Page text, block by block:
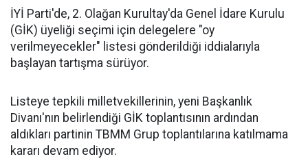
İYİ Parti'de, 2. Olağan Kurultay'da Genel İdare Kurulu
(GİK) üyeliği seçimi için delegelere "oy
verilmeyecekler" listesi gönderildiği iddialarıyla
başlayan tartışma sürüyor.
Listeye tepkili milletvekillerinin, yeni Başkanlık
Divanı'nın belirlendiği GİK toplantısının ardından
aldıkları partinin TBMM Grup toplantılarına katılmama
kararı devam ediyor.